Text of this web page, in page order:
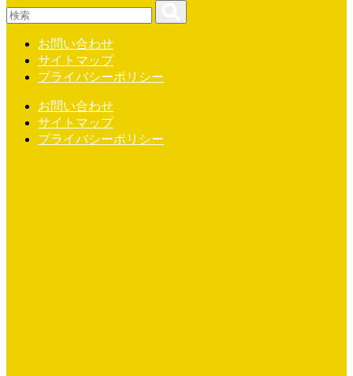
お問い合わせ
サイトマップ
プライバシーポリシー
お問い合わせ
サイトマップ
プライバシーポリシー